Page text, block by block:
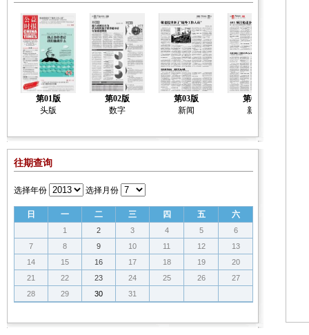
第01版
头版
第02版
数字
第03版
新闻
第04版
新闻
往期查询
选择年份 选择月份
日 一 二 三 四 五 六
1 2 3 4 5
6
7
8 9 10 11 12
13
14
15 16 17 18 19
20
21
22 23 24 25 26
27
28
29 30 31